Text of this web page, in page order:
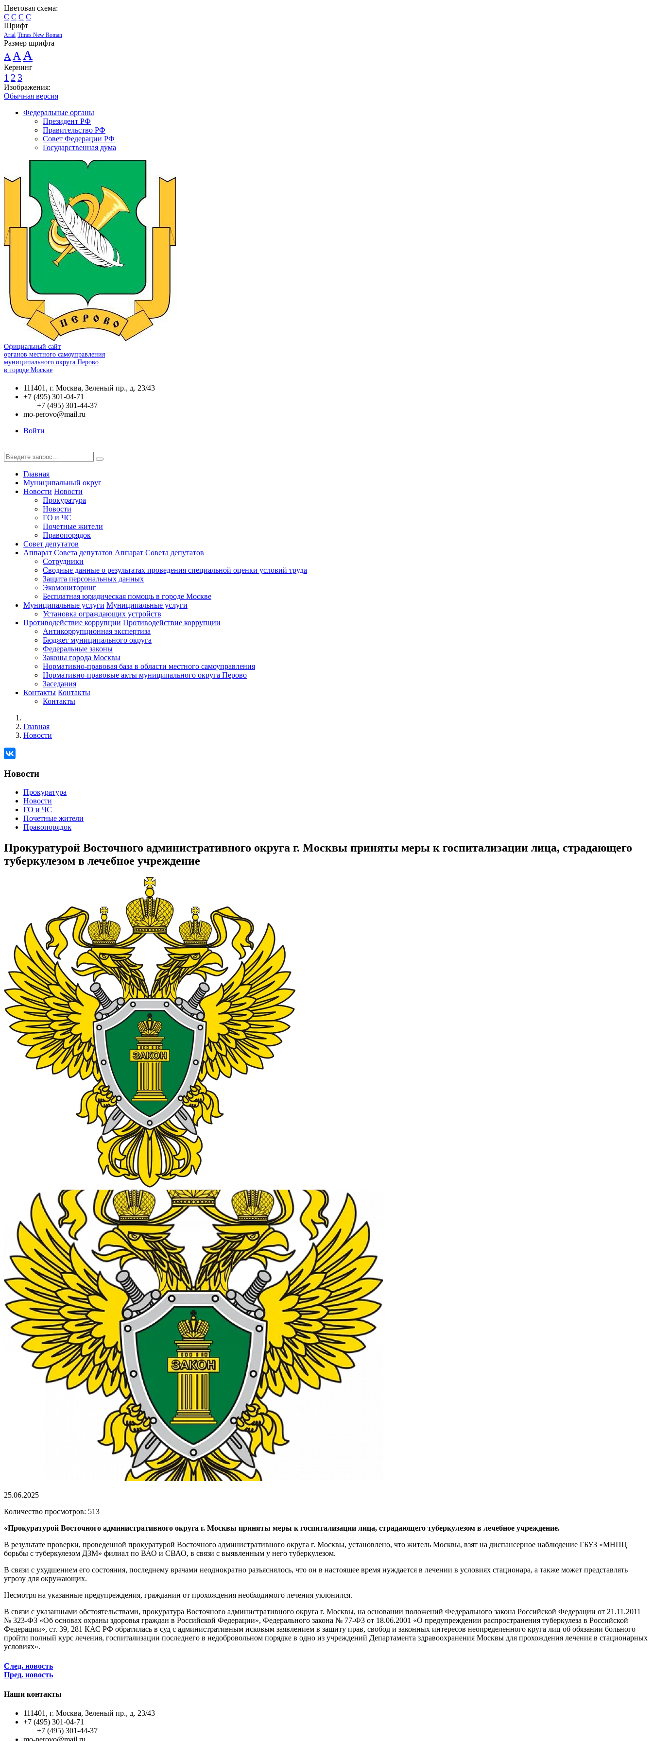
Цветовая схема:
C C C C
Шрифт
Arial Times New Roman
Размер шрифта
A A A
Кернинг
1 2 3
Изображения:
Обычная версия
Федеральные органы
Президент РФ
Правительство РФ
Совет Федерации РФ
Государственная дума
Официальный сайт
органов местного самоуправления
муниципального округа Перово
в городе Москве
111401, г. Москва, Зеленый пр., д. 23/43
+7 (495) 301-04-71
+7 (495) 301-44-37
mo-perovo@mail.ru
Войти
Главная
Муниципальный округ
Новости Новости
Прокуратура
Новости
ГО и ЧС
Почетные жители
Правопорядок
Совет депутатов
Аппарат Совета депутатов Аппарат Совета депутатов
Сотрудники
Сводные данные о результатах проведения специальной оценки условий труда
Защита персональных данных
Экомониторинг
Бесплатная юридическая помощь в городе Москве
Муниципальные услуги Муниципальные услуги
Установка ограждающих устройств
Противодействие коррупции Противодействие коррупции
Антикоррупционная экспертиза
Бюджет муниципального округа
Федеральные законы
Законы города Москвы
Нормативно-правовая база в области местного самоуправления
Нормативно-правовые акты муниципального округа Перово
Заседания
Контакты Контакты
Контакты
Главная
Новости
Новости
Прокуратура
Новости
ГО и ЧС
Почетные жители
Правопорядок
Прокуратурой Восточного административного округа г. Москвы приняты меры к госпитализации лица, страдающего
туберкулезом в лечебное учреждение
25.06.2025
Количество просмотров: 513
«Прокуратурой Восточного административного округа г. Москвы приняты меры к госпитализации лица, страдающего туберкулезом в лечебное учреждение.
В результате проверки, проведенной прокуратурой Восточного административного округа г. Москвы, установлено, что житель Москвы, взят на диспансерное наблюдение ГБУЗ «МНПЦ
борьбы с туберкулезом ДЗМ» филиал по ВАО и СВАО, в связи с выявленным у него туберкулезом.
В связи с ухудшением его состояния, последнему врачами неоднократно разъяснялось, что он в настоящее время нуждается в лечении в условиях стационара, а также может представлять
угрозу для окружающих.
Несмотря на указанные предупреждения, гражданин от прохождения необходимого лечения уклонился.
В связи с указанными обстоятельствами, прокуратура Восточного административного округа г. Москвы, на основании положений Федерального закона Российской Федерации от 21.11.2011
№ 323-Ф3 «Об основах охраны здоровья граждан в Российской Федерации», Федерального закона № 77-Ф3 от 18.06.2001 «О предупреждении распространения туберкулеза в Российской
Федерации», ст. 39, 281 КАС РФ обратилась в суд с административным исковым заявлением в защиту прав, свобод и законных интересов неопределенного круга лиц об обязании больного
пройти полный курс лечения, госпитализации последнего в недобровольном порядке в одно из учреждений Департамента здравоохранения Москвы для прохождения лечения в стационарных
условиях».
След. новость
Пред. новость
Наши контакты
111401, г. Москва, Зеленый пр., д. 23/43
+7 (495) 301-04-71
+7 (495) 301-44-37
mo-perovo@mail.ru